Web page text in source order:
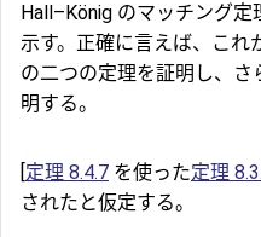
Hall–König のマッチング定
示す。正確に言えば、これ
の二つの定理を証明し、
明する。
[定理 8.4.7 を使った定理
されたと仮定する。